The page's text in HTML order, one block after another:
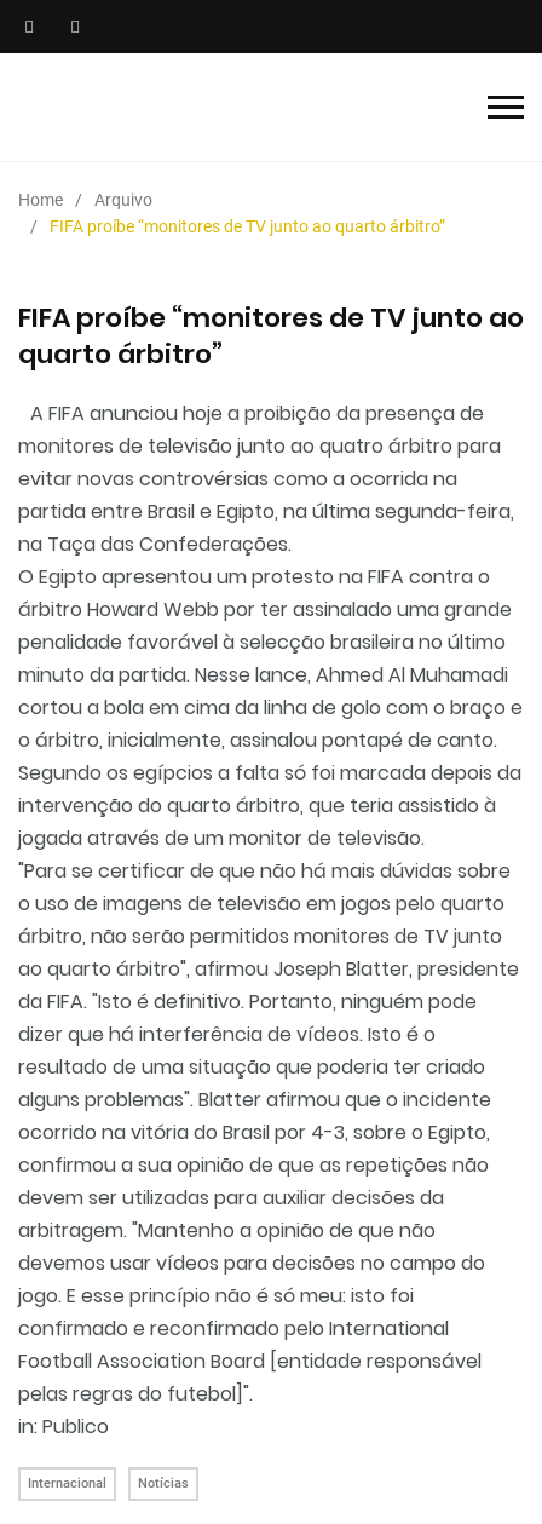
Home
Arquivo
FIFA proíbe “monitores de TV junto ao quarto árbitro”
FIFA proíbe “monitores de TV junto ao
quarto árbitro”
A FIFA anunciou hoje a proibição da presença de
monitores de televisão junto ao quatro árbitro para
evitar novas controvérsias como a ocorrida na
partida entre Brasil e Egipto, na última segunda-feira,
na Taça das Confederações.
O Egipto apresentou um protesto na FIFA contra o
árbitro Howard Webb por ter assinalado uma grande
penalidade favorável à selecção brasileira no último
minuto da partida. Nesse lance, Ahmed Al Muhamadi
cortou a bola em cima da linha de golo com o braço e
o árbitro, inicialmente, assinalou pontapé de canto.
Segundo os egípcios a falta só foi marcada depois da
intervenção do quarto árbitro, que teria assistido à
jogada através de um monitor de televisão.
"Para se certificar de que não há mais dúvidas sobre
o uso de imagens de televisão em jogos pelo quarto
árbitro, não serão permitidos monitores de TV junto
ao quarto árbitro", afirmou Joseph Blatter, presidente
da FIFA. "Isto é definitivo. Portanto, ninguém pode
dizer que há interferência de vídeos. Isto é o
resultado de uma situação que poderia ter criado
alguns problemas". Blatter afirmou que o incidente
ocorrido na vitória do Brasil por 4-3, sobre o Egipto,
confirmou a sua opinião de que as repetições não
devem ser utilizadas para auxiliar decisões da
arbitragem. "Mantenho a opinião de que não
devemos usar vídeos para decisões no campo do
jogo. E esse princípio não é só meu: isto foi
confirmado e reconfirmado pelo International
Football Association Board [entidade responsável
pelas regras do futebol]".
in: Publico
Internacional Notícias